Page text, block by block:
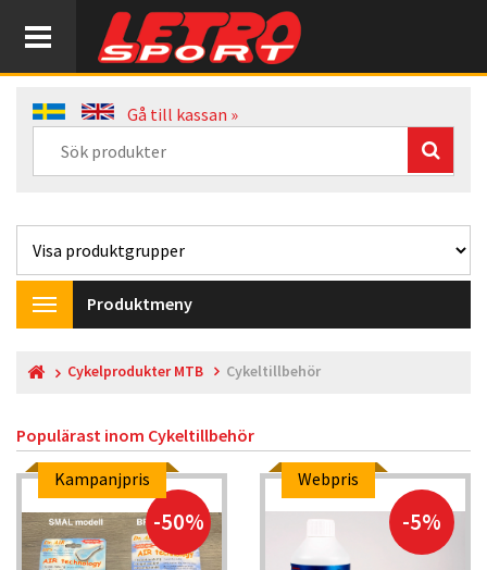
Gå till kassan »
Toggle
navigation
Produktmeny
Cykelprodukter MTB Cykeltillbehör
Populärast inom Cykeltillbehör
Kampanjpris
-50%
Webpris
-5%